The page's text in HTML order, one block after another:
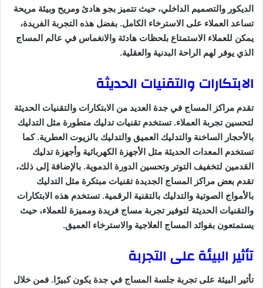
الديكور والتصميم الداخلي، حيث تتميز بجو هادئ ومريح وبيئة مريحة
تساعد العملاء على الاسترخاء الكامل. بفضل هذه التجربة الفريدة،
يمكن للعملاء الاستمتاع بلحظات هادئة والانغماس في عالم المساج
الذي يوفر لهم الراحة البدنية والعقلية.
الابتكارات والتقنيات الحديثة
تقدم مراكز المساج في جدة العديد من الابتكارات والتقنيات الحديثة
لتحسين تجربة العملاء. تستخدم تقنيات تدليك متطورة مثل التدليك
بالأحجار الساخنة والتدليك العميق والتدليك بالزيوت العطرية. كما
تستخدم المعدات الحديثة مثل الأجهزة الكهربائية وأجهزة تدليك
القدمين لتخفيف التوتر وتحسين الدورة الدموية. بالإضافة إلى ذلك،
تقدم بعض مراكز المساج الجديدة تقنيات مبتكرة مثل التدليك
بالأمواج الصوتية والتدليك بالتقنية الرقمية. تستخدم هذه الابتكارات
والتقنيات الحديثة لتوفير تجربة مساج فريدة ومميزة للعملاء، حيث
يستمتعون بفوائد المساج العلاجية والاسترخاء العميق.
تأثير البيئة على التجربة
تأثير البيئة على تجربة جلسة المساج في جدة يكون كبيرًا. فمن خلال